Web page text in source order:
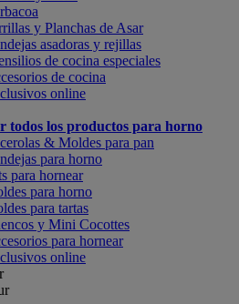
y Planchas de Asar
asadoras y rejillas
de cocina especiales
de cocina
online
todos los productos para horno
& Moldes para pan
para horno
para hornear
para horno
para tartas
y Mini Cocottes
para hornear
online